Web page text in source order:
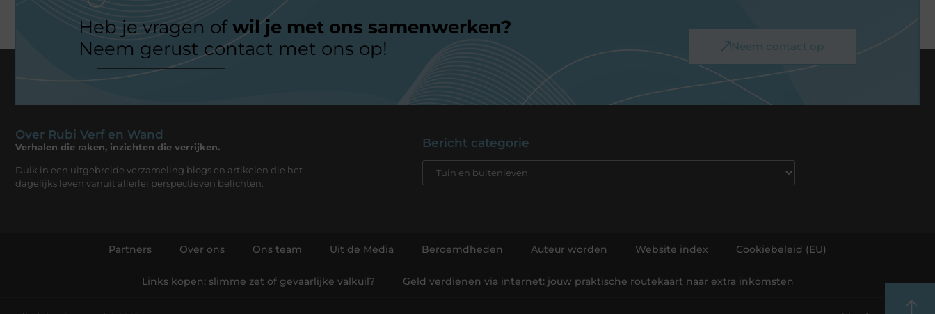
Heb je vragen ofwil je met ons samenwerken?
Neem gerust contact met ons op!
Neem contact op
Over Rubi Verf en Wand
Verhalen die raken, inzichten die verrijken.
Duik in een uitgebreide verzameling blogs en artikelen die het
dagelijks leven vanuit allerlei perspectieven belichten.
Bericht categorie
Partners Over ons Ons team Uit de Media Beroemdheden Auteur worden Website index Cookiebeleid (EU)
Links kopen: slimme zet of gevaarlijke valkuil? Geld verdienen via internet: jouw praktische routekaart naar extra inkomsten